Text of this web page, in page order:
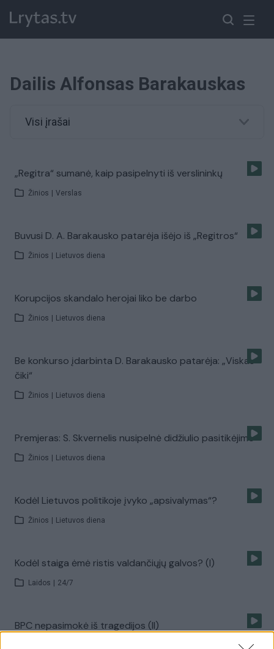
Dailis Alfonsas Barakauskas
Visi įrašai
„Regitra“ sumanė, kaip pasipelnyti iš verslininkų
Žinios Verslas
Buvusi D. A. Barakausko patarėja išėjo iš „Regitros“
Žinios Lietuvos diena
Korupcijos skandalo herojai liko be darbo
Žinios Lietuvos diena
Be konkurso įdarbinta D. Barakausko patarėja: „Viskas
čiki“
Žinios Lietuvos diena
Premjeras: S. Skvernelis nusipelnė didžiulio pasitikėjimo
Žinios Lietuvos diena
Kodėl Lietuvos politikoje įvyko „apsivalymas“?
Žinios Lietuvos diena
Kodėl staiga ėmė ristis valdančiųjų galvos? (I)
Laidos 24/7
BPC nepasimokė iš tragedijos (II)